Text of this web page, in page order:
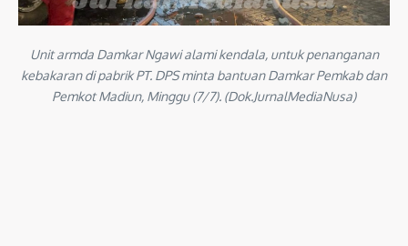
Unit armda Damkar Ngawi alami kendala, untuk penanganan
kebakaran di pabrik PT. DPS minta bantuan Damkar Pemkab dan
Pemkot Madiun, Minggu (7/7). (Dok.JurnalMediaNusa)